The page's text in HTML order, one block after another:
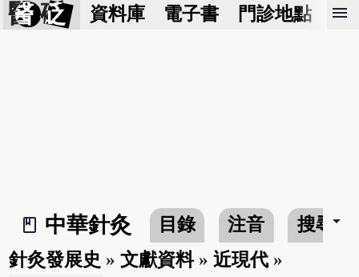
醫 砭 資料庫 電子書 門診地點 預
menu
book_2
中華針灸 目錄 注音 搜尋arrow_drop_down
針灸發展史 »文獻資料»近現代 »